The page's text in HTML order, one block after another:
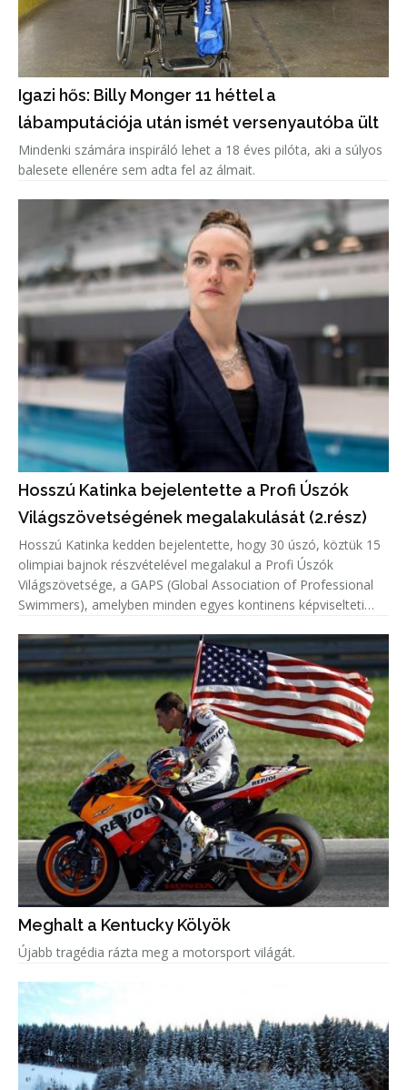
Igazi hős: Billy Monger 11 héttel a
lábamputációja után ismét versenyautóba ült
Mindenki számára inspiráló lehet a 18 éves pilóta, aki a súlyos
balesete ellenére sem adta fel az álmait.
Hosszú Katinka bejelentette a Profi Úszók
Világszövetségének megalakulását (2.rész)
Hosszú Katinka kedden bejelentette, hogy 30 úszó, köztük 15
olimpiai bajnok részvételével megalakul a Profi Úszók
Világszövetsége, a GAPS (Global Association of Professional
Swimmers), amelyben minden egyes kontinens képviselteti
Meghalt a Kentucky Kölyök
Újabb tragédia rázta meg a motorsport világát.